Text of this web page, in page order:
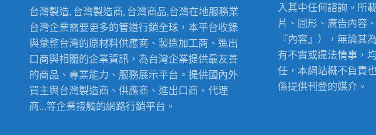
台灣製造, 台灣製造商, 台灣商品,台灣在地服務業
台灣企業需要更多的管道行銷全球，本平台收錄
與彙整台灣的原材料供應商、製造加工商、進出
口商與相關的企業資訊，為台灣企業提供最友善
的商品、專業能力、服務展示平台。提供國內外
買主與台灣製造商、供應商、進出口商、代理
商…等企業接觸的網路行銷平台。
入其中任何諮詢。所
片、圖形、廣告內容
『內容』），無論其
有不實或違法情事，
任，本網站概不負責
係提供刊登的媒介。